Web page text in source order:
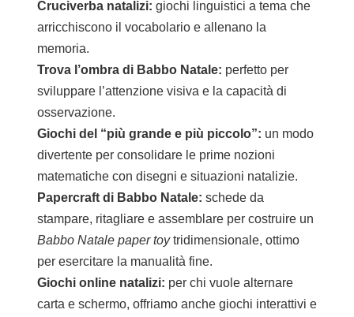
Cruciverba natalizi: giochi linguistici a tema che
arricchiscono il vocabolario e allenano la
memoria.
Trova l’ombra di Babbo Natale: perfetto per
sviluppare l’attenzione visiva e la capacità di
osservazione.
Giochi del “più grande e più piccolo”: un modo
divertente per consolidare le prime nozioni
matematiche con disegni e situazioni natalizie.
Papercraft di Babbo Natale: schede da
stampare, ritagliare e assemblare per costruire un
Babbo Natale paper toytridimensionale, ottimo
per esercitare la manualità fine.
Giochi online natalizi: per chi vuole alternare
carta e schermo, offriamo anche giochi interattivi e